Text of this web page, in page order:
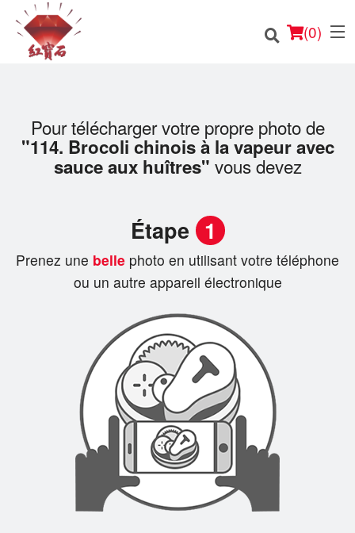
(0)
Commander en ligne
Connection
Rechercher
Pour télécharger votre propre photo de
"114. Brocoli chinois à la vapeur avec
sauce aux huîtres" vous devez
Étape 1
Prenez une belle photo en utilisant votre téléphone
ou un autre appareil électronique